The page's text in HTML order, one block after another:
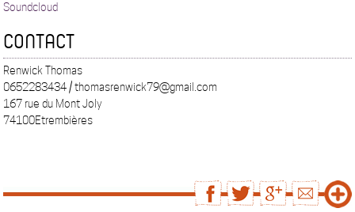
Soundcloud
CONTACT
Renwick Thomas
0652283434 / thomasrenwick79@gmail.com
167 rue du Mont Joly
74100Etrembières